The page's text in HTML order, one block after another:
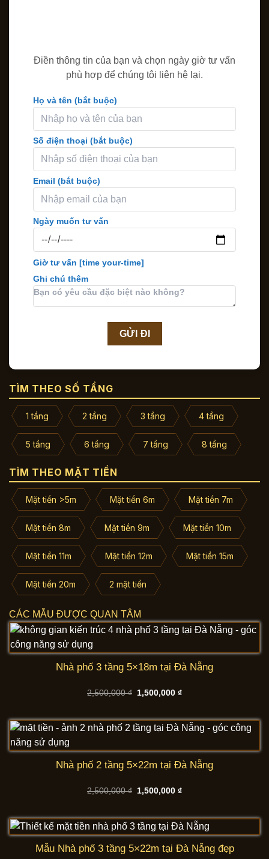
Điền thông tin của bạn và chọn ngày giờ tư vấn
phù hợp để chúng tôi liên hệ lại.
Họ và tên (bắt buộc)
Số điện thoại (bắt buộc)
Email (bắt buộc)
Ngày muốn tư vấn
Giờ tư vấn [time your-time]
Ghi chú thêm
TÌM THEO SỐ TẦNG
1 tầng 2 tầng 3 tầng 4 tầng
5 tầng 6 tầng 7 tầng 8 tầng
TÌM THEO MẶT TIỀN
Mặt tiền >5m Mặt tiền 6m Mặt tiền 7m
Mặt tiền 8m Mặt tiền 9m Mặt tiền 10m
Mặt tiền 11m Mặt tiền 12m Mặt tiền 15m
Mặt tiền 20m 2 mặt tiền
CÁC MẪU ĐƯỢC QUAN TÂM
Nhà phố 3 tầng 5×18m tại Đà Nẵng
2,500,000₫
Giá
1,500,000₫Giá
1,500,000 ₫.
Nhà phố 2 tầng 5×22m tại Đà Nẵng
2,500,000₫
Giá
1,500,000₫Giá
1,500,000 ₫.
Mẫu Nhà phố 3 tầng 5×22m tại Đà Nẵng đẹp